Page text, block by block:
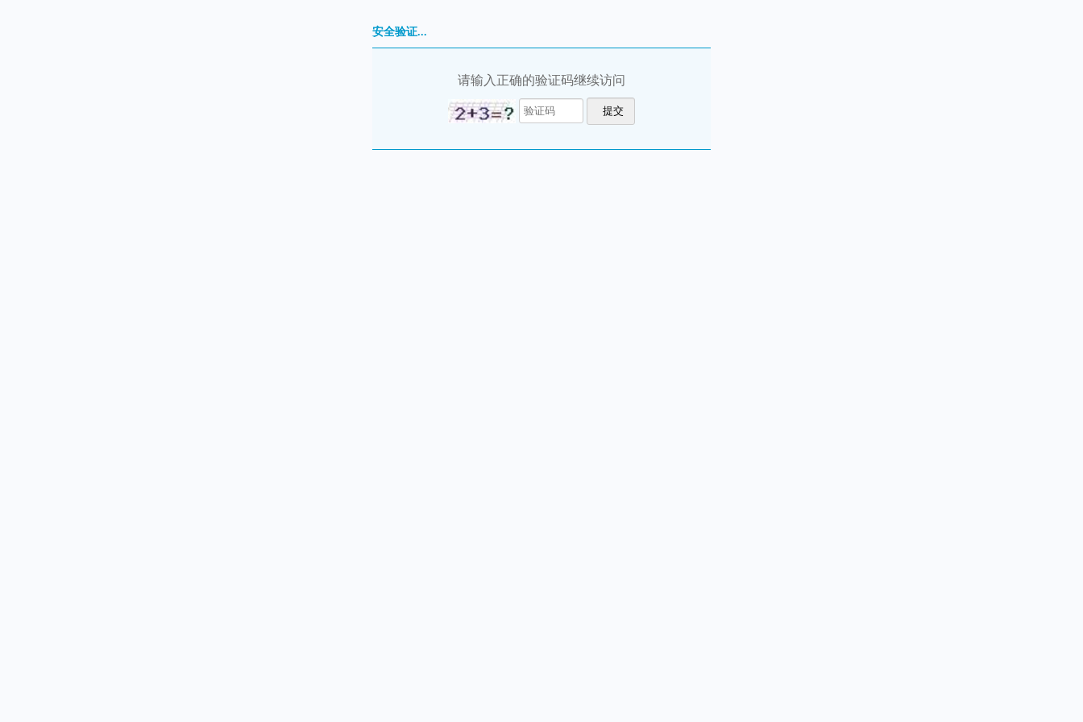
安全验证...
请输入正确的验证码继续访问